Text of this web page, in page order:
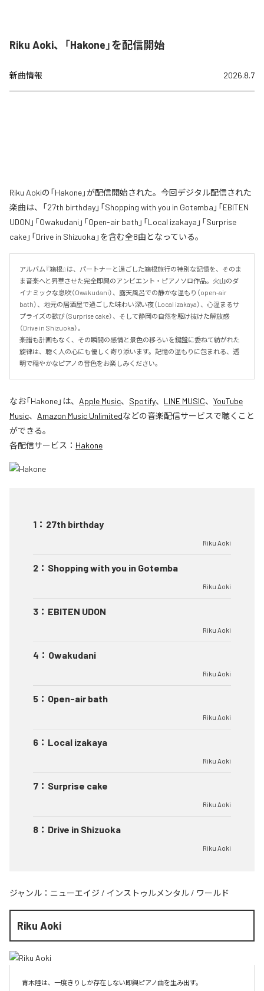
Riku Aoki、「Hakone」を配信開始
新曲情報 2026.8.7
Riku Aokiの「Hakone」が配信開始された。今回デジタル配信された
楽曲は、「27th birthday」「Shopping with you in Gotemba」「EBITEN
UDON」「Owakudani」「Open-air bath」「Local izakaya」「Surprise
cake」「Drive in Shizuoka」を含む全8曲となっている。
アルバム『箱根』は、パートナーと過ごした箱根旅行の特別な記憶を、そのま
ま音楽へと昇華させた完全即興のアンビエント・ピアノソロ作品。火山のダ
イナミックな息吹（Owakudani）、露天風呂での静かな温もり（open-air
bath）、地元の居酒屋で過ごした味わい深い夜（Local izakaya）、心温まるサ
プライズの歓び（Surprise cake）、そして静岡の自然を駆け抜けた解放感
（Drive in Shizuoka）。
楽譜も計画もなく、その瞬間の感情と景色の移ろいを鍵盤に委ねて紡がれた
旋律は、聴く人の心にも優しく寄り添います。記憶の温もりに包まれる、透
明で穏やかなピアノの音色をお楽しみください。
なお「Hakone」は、 Apple Music、 Spotify、 LINE MUSIC、 YouTube
Music、 Amazon Music Unlimitedなどの音楽配信サービスで聴くこと
ができる。
各配信サービス： Hakone
1 ： 27th birthday
Riku Aoki
2 ： Shopping with you in Gotemba
Riku Aoki
3 ： EBITEN UDON
Riku Aoki
4 ： Owakudani
Riku Aoki
5 ： Open-air bath
Riku Aoki
6 ： Local izakaya
Riku Aoki
7 ： Surprise cake
Riku Aoki
8 ： Drive in Shizuoka
Riku Aoki
ジャンル： ニューエイジ / インストゥルメンタル / ワールド
Riku Aoki
青木陸は、一度きりしか存在しない即興ピアノ曲を生み出す。